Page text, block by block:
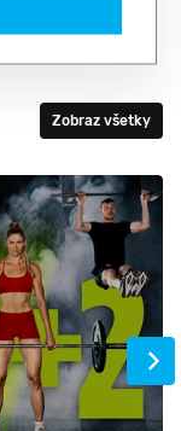
Zobraz všetky